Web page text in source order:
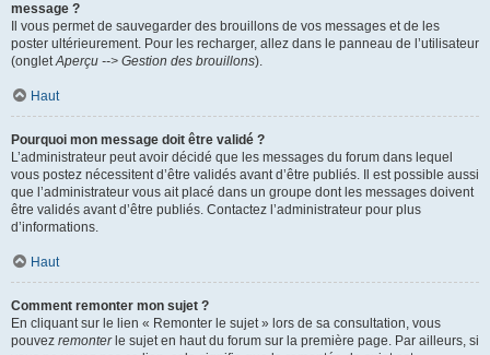
message ?
Il vous permet de sauvegarder des brouillons de vos messages et de les
poster ultérieurement. Pour les recharger, allez dans le panneau de l’utilisateur
(ongletAperçu --> Gestion des brouillons).
Haut
Pourquoi mon message doit être validé ?
L’administrateur peut avoir décidé que les messages du forum dans lequel
vous postez nécessitent d’être validés avant d’être publiés. Il est possible aussi
que l’administrateur vous ait placé dans un groupe dont les messages doivent
être validés avant d’être publiés. Contactez l’administrateur pour plus
d’informations.
Haut
Comment remonter mon sujet ?
En cliquant sur le lien « Remonter le sujet » lors de sa consultation, vous
pouvez remonterle sujet en haut du forum sur la première page. Par ailleurs, si